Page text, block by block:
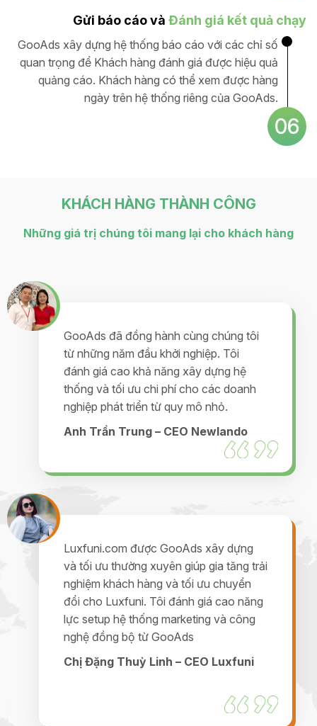
Gửi báo cáo và Đánh giá kết quả chạy
GooAds xây dựng hệ thống báo cáo với các chỉ số
quan trọng để Khách hàng đánh giá được hiệu quả
quảng cáo. Khách hàng có thể xem được hàng
ngày trên hệ thống riêng của GooAds.
06
KHÁCH HÀNG THÀNH CÔNG
Những giá trị chúng tôi mang lại cho khách hàng
GooAds đã đồng hành cùng chúng tôi
từ những năm đầu khởi nghiệp. Tôi
đánh giá cao khả năng xây dựng hệ
thống và tối ưu chi phí cho các doanh
nghiệp phát triển từ quy mô nhỏ.
Anh Trần Trung – CEO Newlando
Luxfuni.com được GooAds xây dựng
và tối ưu thường xuyên giúp gia tăng trải
nghiệm khách hàng và tối ưu chuyển
đổi cho Luxfuni. Tôi đánh giá cao năng
lực setup hệ thống marketing và công
nghệ đồng bộ từ GooAds
Chị Đặng Thuỳ Linh – CEO Luxfuni